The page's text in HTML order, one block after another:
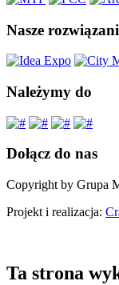
Nasze
Należymy do
Dołącz do nas
Copyright by Grupa
Projekt i realizacja:
Ta strona